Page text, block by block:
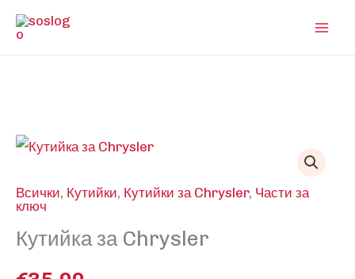
Skip
Всички, Кутийки, Кутийки за Chrysler, Части за
ключ
Кутийка за Chrysler